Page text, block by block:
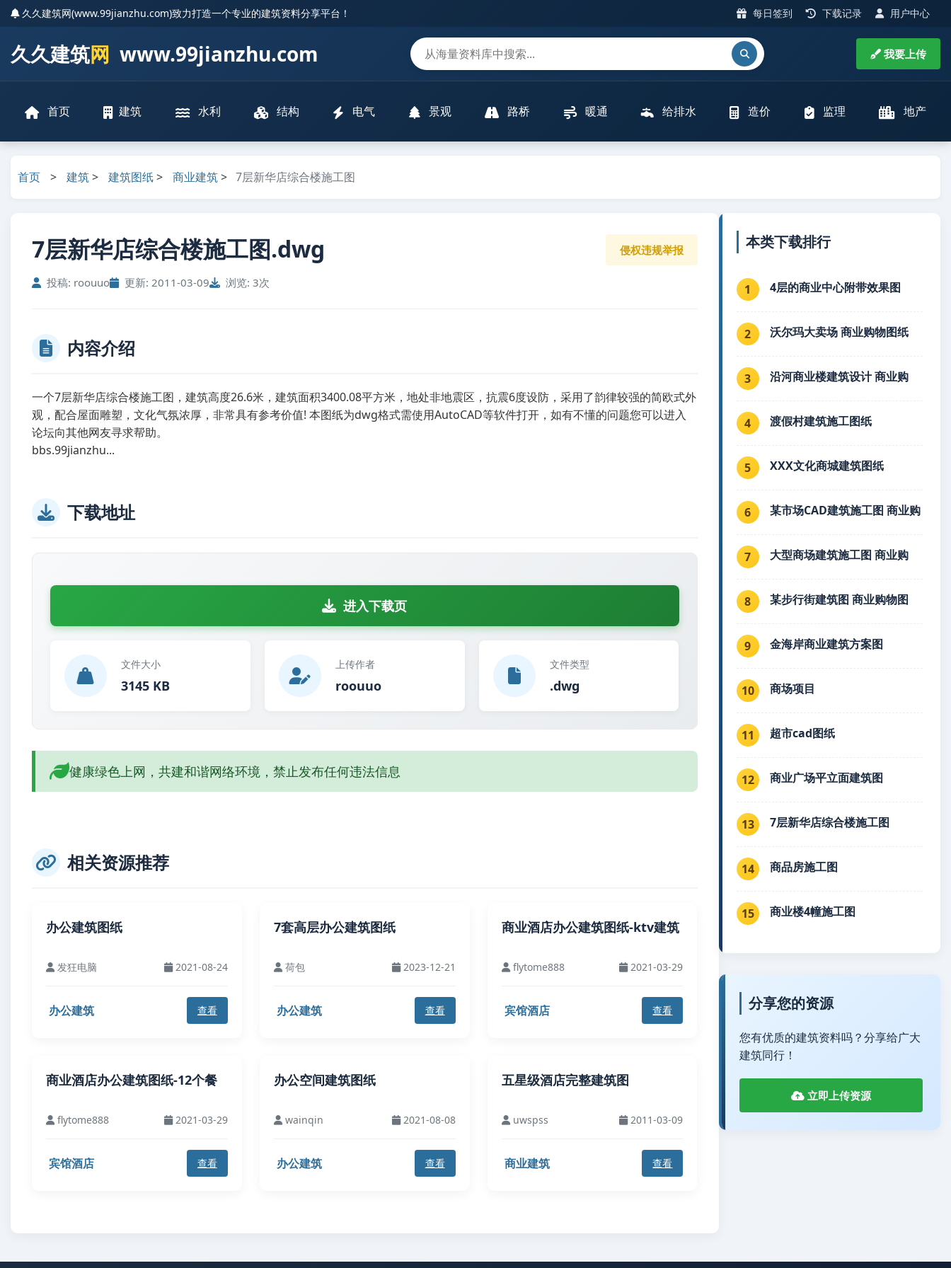
久久建筑网(www.99jianzhu.com)致力打造一个专业的建筑资料分享平台！ 每日签到 下载记录 用户中心
久久建筑网 www.99jianzhu.com 我要上传
首页 建筑 水利 结构 电气 景观 路桥 暖通 给排水 造价 监理 地产
首页 > 建筑> 建筑图纸> 商业建筑> 7层新华店综合楼施工图
7层新华店综合楼施工图.dwg
投稿: roouuo 更新: 2011-03-09 浏览: 3次
侵权违规举报
内容介绍
一个7层新华店综合楼施工图，建筑高度26.6米，建筑面积3400.08平方米，地处非地震区，抗震6度设防，采用了韵律较强的简欧式外
观，配合屋面雕塑，文化气氛浓厚，非常具有参考价值! 本图纸为dwg格式需使用AutoCAD等软件打开，如有不懂的问题您可以进入
论坛向其他网友寻求帮助。
bbs.99jianzhu...
下载地址
进入下载页
文件大小
3145 KB
上传作者
roouuo
文件类型
.dwg
健康绿色上网，共建和谐网络环境，禁止发布任何违法信息
相关资源推荐
办公建筑图纸
发狂电脑 2021-08-24
办公建筑 查看
7套高层办公建筑图纸
荷包 2023-12-21
办公建筑 查看
商业酒店办公建筑图纸-ktv建筑
flytome888 2021-03-29
宾馆酒店 查看
商业酒店办公建筑图纸-12个餐
flytome888 2021-03-29
宾馆酒店 查看
办公空间建筑图纸
wainqin 2021-08-08
办公建筑 查看
五星级酒店完整建筑图
uwspss 2011-03-09
商业建筑 查看
本类下载排行
1 4层的商业中心附带效果图
2 沃尔玛大卖场 商业购物图纸
3 沿河商业楼建筑设计 商业购
4 渡假村建筑施工图纸
5 XXX文化商城建筑图纸
6 某市场CAD建筑施工图 商业购
7 大型商场建筑施工图 商业购
8 某步行街建筑图 商业购物图
9 金海岸商业建筑方案图
10 商场项目
11 超市cad图纸
12 商业广场平立面建筑图
13 7层新华店综合楼施工图
14 商品房施工图
15 商业楼4幢施工图
分享您的资源
您有优质的建筑资料吗？分享给广大
建筑同行！
立即上传资源